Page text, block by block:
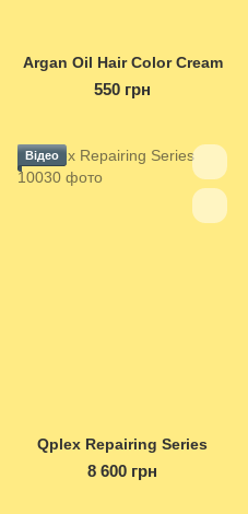
Argan Oil Hair Color Cream
550 грн
Відео
Qplex Repairing Series
8 600 грн